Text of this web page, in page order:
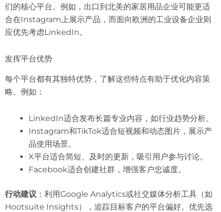
们的核心平台。例如，出口到北美的家居用品企业可能更适
合在Instagram上展示产品，而面向欧洲的工业设备企业则
应优先考虑LinkedIn。
发挥平台优势
每个平台都有其独特优势，了解这些特点有助于优化内容策
略。例如：
LinkedIn适合发布长篇专业内容，如行业趋势分析。
Instagram和TikTok适合短视频和动态图片，展示产
品使用场景。
X平台适合简短、及时的更新，吸引用户参与讨论。
Facebook适合创建社群，增强客户忠诚度。
行动建议 ：利用Google Analytics或社交媒体分析工具（如
Hootsuite Insights），追踪目标客户的平台偏好。优先选